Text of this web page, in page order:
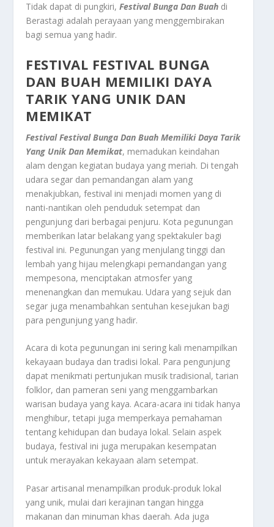
Tidak dapat di pungkiri,Festival Bunga Dan Buah di
Berastagi adalah perayaan yang menggembirakan
bagi semua yang hadir.
FESTIVAL FESTIVAL BUNGA
DAN BUAH MEMILIKI DAYA
TARIK YANG UNIK DAN
MEMIKAT
FestivalFestival Bunga Dan Buah Memiliki Daya Tarik
Yang Unik Dan Memikat, memadukan keindahan
alam dengan kegiatan budaya yang meriah. Di tengah
udara segar dan pemandangan alam yang
menakjubkan, festival ini menjadi momen yang di
nanti-nantikan oleh penduduk setempat dan
pengunjung dari berbagai penjuru. Kota pegunungan
memberikan latar belakang yang spektakuler bagi
festival ini. Pegunungan yang menjulang tinggi dan
lembah yang hijau melengkapi pemandangan yang
mempesona, menciptakan atmosfer yang
menenangkan dan memukau. Udara yang sejuk dan
segar juga menambahkan sentuhan kesejukan bagi
para pengunjung yang hadir.
Acara di kota pegunungan ini sering kali menampilkan
kekayaan budaya dan tradisi lokal. Para pengunjung
dapat menikmati pertunjukan musik tradisional, tarian
folklor, dan pameran seni yang menggambarkan
warisan budaya yang kaya. Acara-acara ini tidak hanya
menghibur, tetapi juga memperkaya pemahaman
tentang kehidupan dan budaya lokal. Selain aspek
budaya, festival ini juga merupakan kesempatan
untuk merayakan kekayaan alam setempat.
Pasar artisanal menampilkan produk-produk lokal
yang unik, mulai dari kerajinan tangan hingga
makanan dan minuman khas daerah. Ada juga